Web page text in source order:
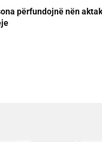
përfundojnë nën